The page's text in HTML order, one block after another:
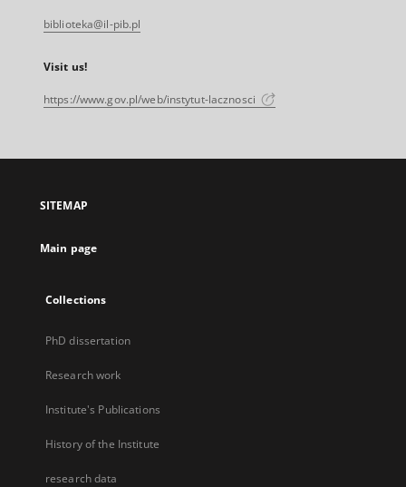
biblioteka@il-pib.pl
Visit us!
https://www.gov.pl/web/instytut-lacznosci
SITEMAP
Main page
Collections
PhD dissertation
Research work
Institute's Publications
History of the Institute
research data